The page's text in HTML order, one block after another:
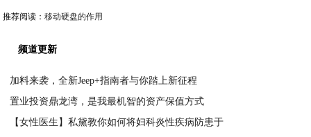
推荐阅读：移动硬盘的作用
频道更新
加料来袭，全新Jeep+指南者与你踏上新征程
置业投资鼎龙湾，是我最机智的资产保值方式
【女性医生】私黛教你如何将妇科炎性疾病防患于